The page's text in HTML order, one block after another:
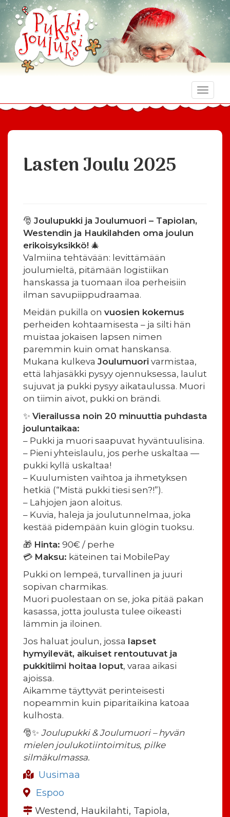
Toggle
Lasten Joulu 2025
🎅 Joulupukki ja Joulumuori – Tapiolan,
Westendin ja Haukilahden oma joulun
erikoisyksikkö! 🎄
Valmiina tehtävään: levittämään
joulumieltä, pitämään logistiikan
hanskassa ja tuomaan iloa perheisiin
ilman savupiippudraamaa.
Meidän pukilla on vuosien kokemus
perheiden kohtaamisesta – ja silti hän
muistaa jokaisen lapsen nimen
paremmin kuin omat hanskansa.
Mukana kulkeva Joulumuori varmistaa,
että lahjasäkki pysyy ojennuksessa, laulut
sujuvat ja pukki pysyy aikataulussa. Muori
on tiimin aivot, pukki on brändi.
✨ Vierailussa noin 20 minuuttia puhdasta
jouluntaikaa:
– Pukki ja muori saapuvat hyväntuulisina.
– Pieni yhteislaulu, jos perhe uskaltaa —
pukki kyllä uskaltaa!
– Kuulumisten vaihtoa ja ihmetyksen
hetkiä (“Mistä pukki tiesi sen?!”).
– Lahjojen jaon aloitus.
– Kuvia, haleja ja joulutunnelmaa, joka
kestää pidempään kuin glögin tuoksu.
🎁 Hinta: 90€ / perhe
💳 Maksu: käteinen tai MobilePay
Pukki on lempeä, turvallinen ja juuri
sopivan charmikas.
Muori puolestaan on se, joka pitää pakan
kasassa, jotta joulusta tulee oikeasti
lämmin ja iloinen.
Jos haluat joulun, jossa lapset
hymyilevät, aikuiset rentoutuvat ja
pukkitiimi hoitaa loput, varaa aikasi
ajoissa.
Aikamme täyttyvät perinteisesti
nopeammin kuin piparitaikina katoaa
kulhosta.
🎅✨ Joulupukki & Joulumuori – hyvän
mielen joulukotiintoimitus, pilke
silmäkulmassa.
Uusimaa
Espoo
Westend, Haukilahti, Tapiola,